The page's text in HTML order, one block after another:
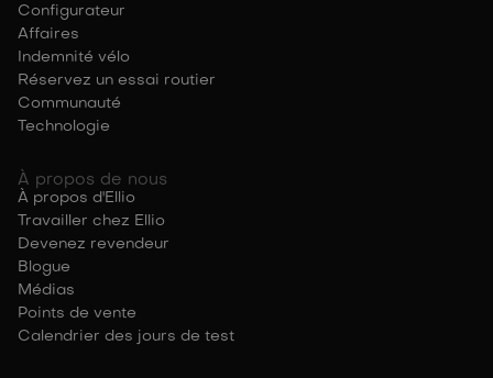
Configurateur
Affaires
Indemnité vélo
Réservez un essai routier
Communauté
Technologie
À propos de nous
À propos d'Ellio
Travailler chez Ellio
Devenez revendeur
Blogue
Médias
Points de vente
Calendrier des jours de test